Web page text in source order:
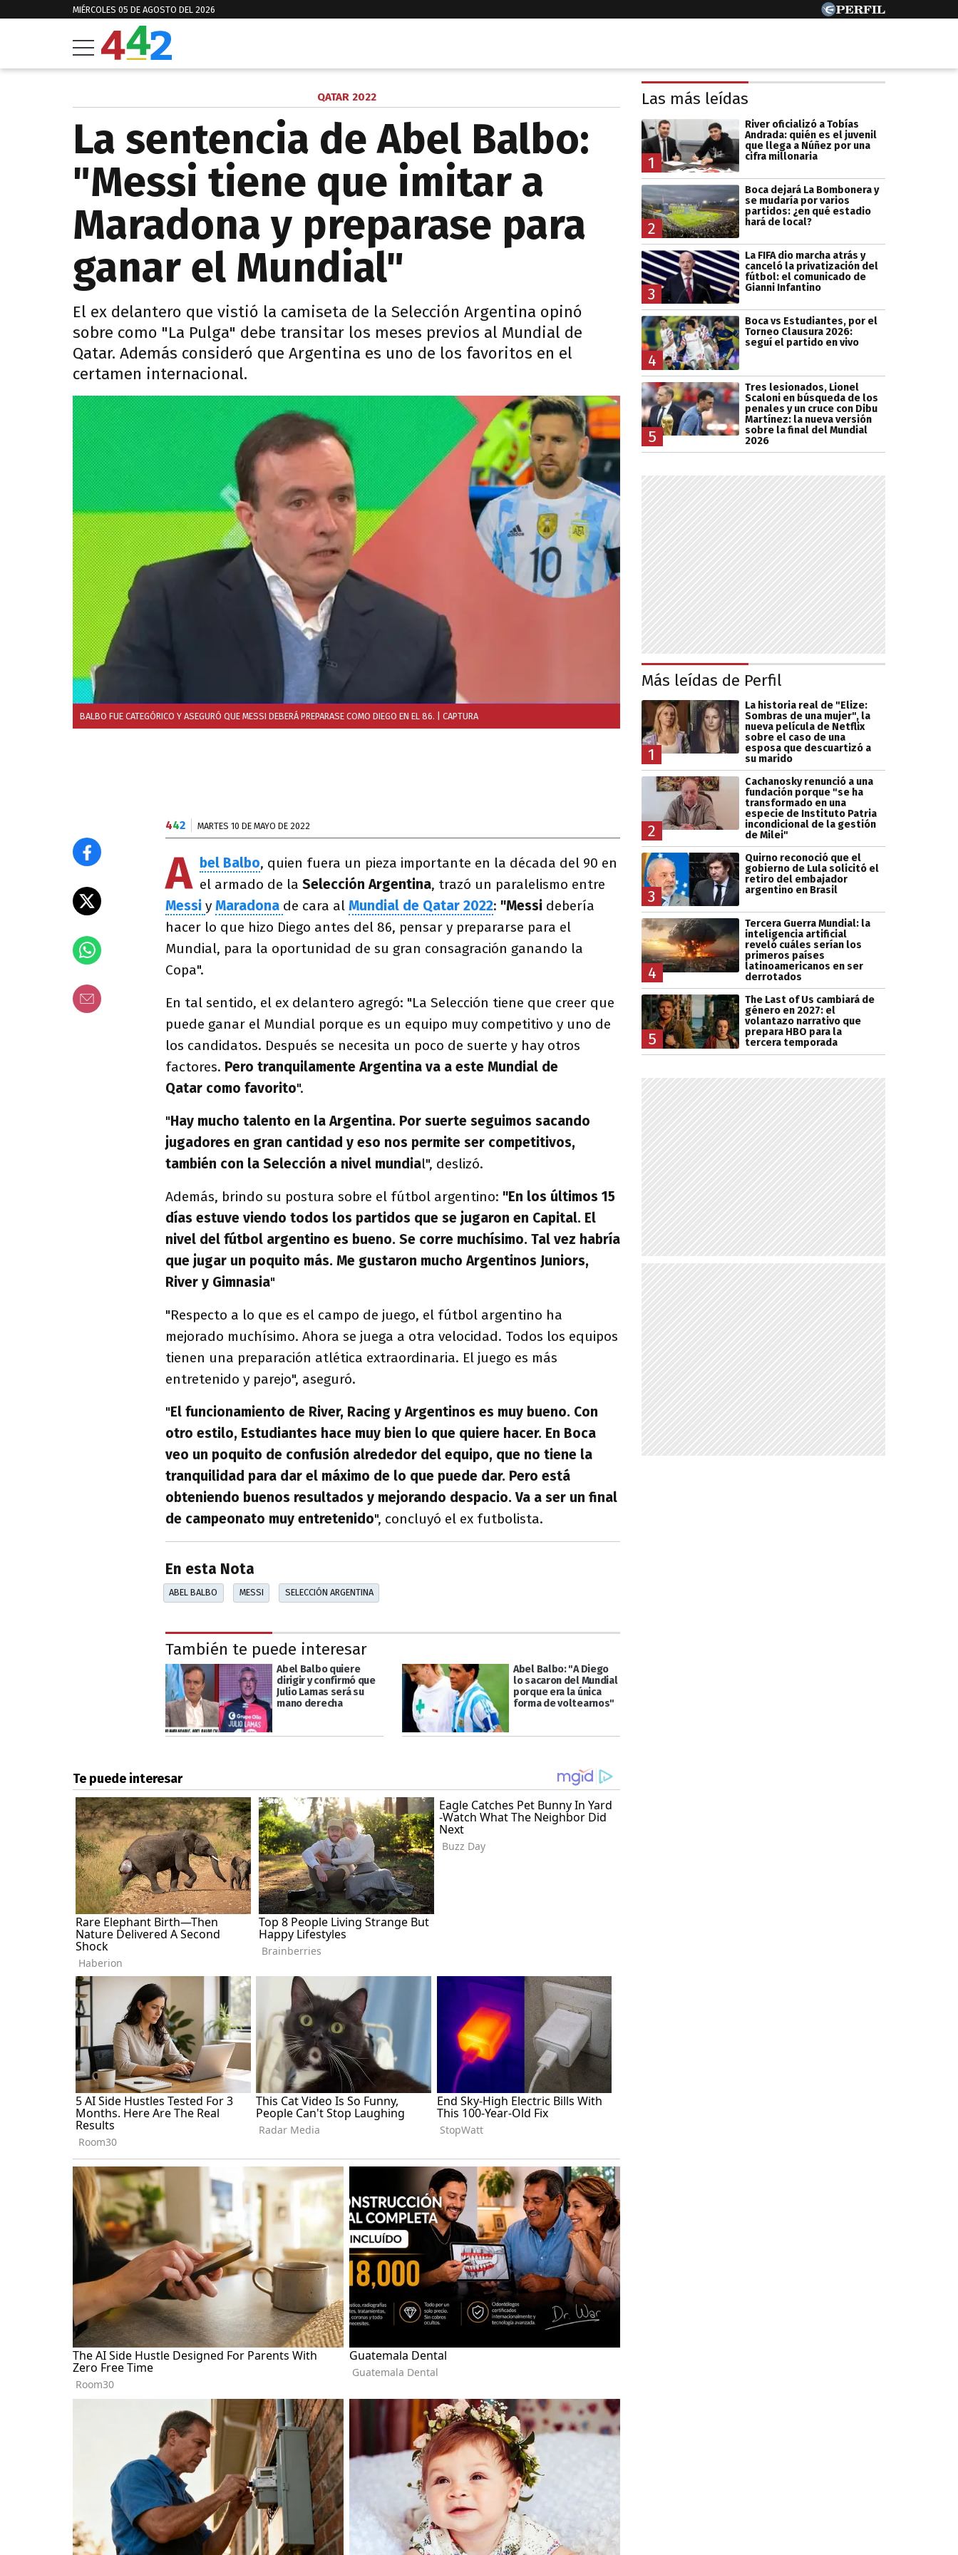
MIÉRCOLES 05 DE AGOSTO DEL 2026
QATAR 2022
La sentencia de Abel Balbo:
"Messi tiene que imitar a
Maradona y preparase para
ganar el Mundial"
El ex delantero que vistió la camiseta de la Selección Argentina opinó
sobre como "La Pulga" debe transitar los meses previos al Mundial de
Qatar. Además consideró que Argentina es uno de los favoritos en el
certamen internacional.
BALBO FUE CATEGÓRICO Y ASEGURÓ QUE MESSI DEBERÁ PREPARASE COMO DIEGO EN EL 86. | CAPTURA
442 MARTES 10 DE MAYO DE 2022
A bel Balbo, quien fuera un pieza importante en la década del 90 en
el armado de la Selección Argentina, trazó un paralelismo entre
Messi y Maradona de cara al Mundial de Qatar 2022: "Messi debería
hacer lo que hizo Diego antes del 86, pensar y prepararse para el
Mundial, para la oportunidad de su gran consagración ganando la
Copa".
En tal sentido, el ex delantero agregó: "La Selección tiene que creer que
puede ganar el Mundial porque es un equipo muy competitivo y uno de
los candidatos. Después se necesita un poco de suerte y hay otros
factores. Pero tranquilamente Argentina va a este Mundial de
Qatar como favorito".
"Hay mucho talento en la Argentina. Por suerte seguimos sacando
jugadores en gran cantidad y eso nos permite ser competitivos,
también con la Selección a nivel mundial", deslizó.
Además, brindo su postura sobre el fútbol argentino: "En los últimos 15
días estuve viendo todos los partidos que se jugaron en Capital. El
nivel del fútbol argentino es bueno. Se corre muchísimo. Tal vez habría
que jugar un poquito más. Me gustaron mucho Argentinos Juniors,
River y Gimnasia"
"Respecto a lo que es el campo de juego, el fútbol argentino ha
mejorado muchísimo. Ahora se juega a otra velocidad. Todos los equipos
tienen una preparación atlética extraordinaria. El juego es más
entretenido y parejo", aseguró.
"El funcionamiento de River, Racing y Argentinos es muy bueno. Con
otro estilo, Estudiantes hace muy bien lo que quiere hacer. En Boca
veo un poquito de confusión alrededor del equipo, que no tiene la
tranquilidad para dar el máximo de lo que puede dar. Pero está
obteniendo buenos resultados y mejorando despacio. Va a ser un final
de campeonato muy entretenido", concluyó el ex futbolista.
En esta Nota
ABEL BALBO MESSI SELECCIÓN ARGENTINA
También te puede interesar
Abel Balbo quiere
dirigir y confirmó que
Julio Lamas será su
mano derecha
Abel Balbo: "A Diego
lo sacaron del Mundial
porque era la única
forma de voltearnos"
Las más leídas
1
River oficializó a Tobías
Andrada: quién es el juvenil
que llega a Núñez por una
cifra millonaria
2
Boca dejará La Bombonera y
se mudaría por varios
partidos: ¿en qué estadio
hará de local?
3
La FIFA dio marcha atrás y
canceló la privatización del
fútbol: el comunicado de
Gianni Infantino
4
Boca vs Estudiantes, por el
Torneo Clausura 2026:
seguí el partido en vivo
5
Tres lesionados, Lionel
Scaloni en búsqueda de los
penales y un cruce con Dibu
Martínez: la nueva versión
sobre la final del Mundial
2026
Más leídas de Perfil
1
La historia real de "Elize:
Sombras de una mujer", la
nueva película de Netflix
sobre el caso de una
esposa que descuartizó a
su marido
2
Cachanosky renunció a una
fundación porque "se ha
transformado en una
especie de Instituto Patria
incondicional de la gestión
de Milei"
3
Quirno reconoció que el
gobierno de Lula solicitó el
retiro del embajador
argentino en Brasil
4
Tercera Guerra Mundial: la
inteligencia artificial
reveló cuáles serían los
primeros países
latinoamericanos en ser
derrotados
5
The Last of Us cambiará de
género en 2027: el
volantazo narrativo que
prepara HBO para la
tercera temporada